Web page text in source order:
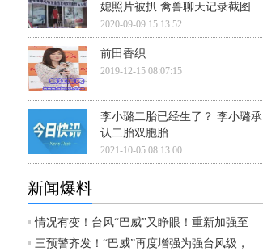
媳照片被扒 禽兽聊天记录截图
2020-09-09 15:13:52
前田香织
2019-12-15 08:07:15
李小璐二胎已经生了？ 李小璐承
认二胎双胞胎
2021-10-05 08:13:00
新闻爆料
情况有变！台风“巴威”又睁眼！重新加强至
三预警齐发！“巴威”再度增强为强台风级，